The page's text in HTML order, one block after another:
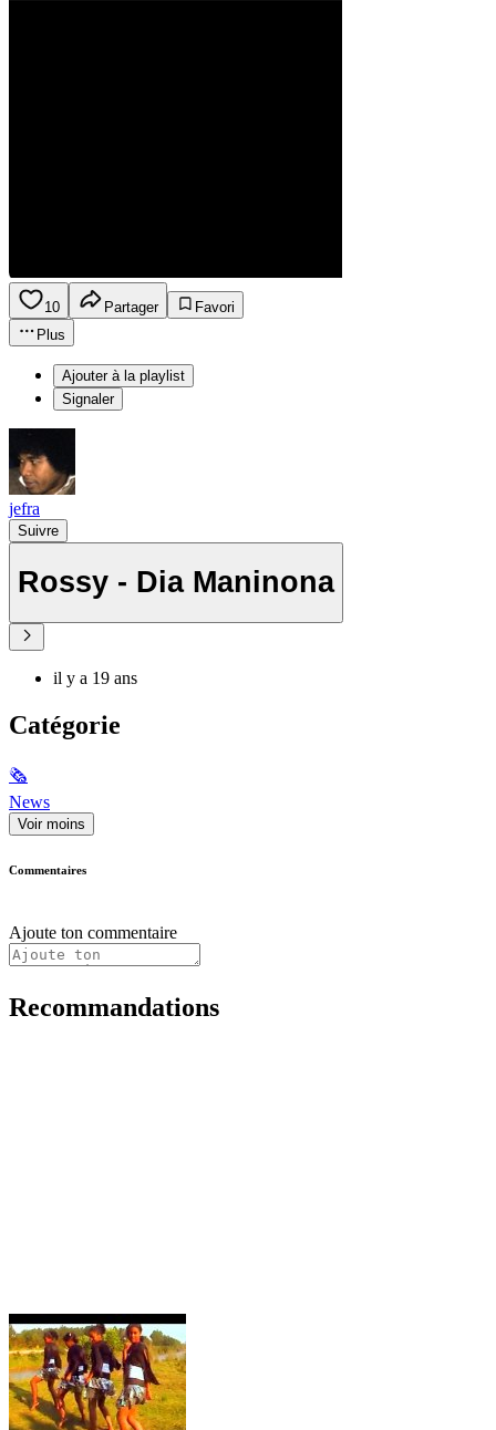
10 Partager
Favori
Plus
Ajouter à la playlist
Signaler
jefra
Suivre
Rossy - Dia Maninona
il y a 19 ans
Catégorie
🗞
News
Voir moins
Commentaires
Ajoute ton commentaire
Recommandations